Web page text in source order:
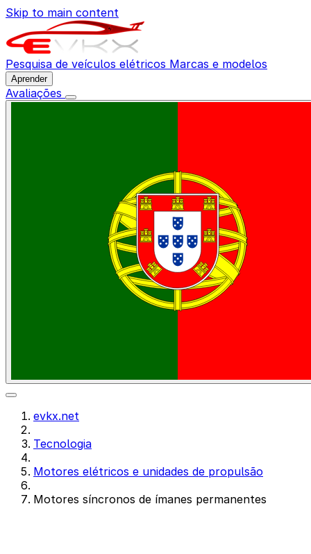
Skip to main content
Pesquisa de veículos elétricos Marcas e modelos
Aprender
Avaliações
evkx.net
Tecnologia
Motores elétricos e unidades de propulsão
Motores síncronos de ímanes permanentes